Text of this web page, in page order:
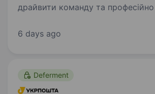
драйвити команду та
роль у команді: Керувати роботою відділення
6 days ago
Deferment